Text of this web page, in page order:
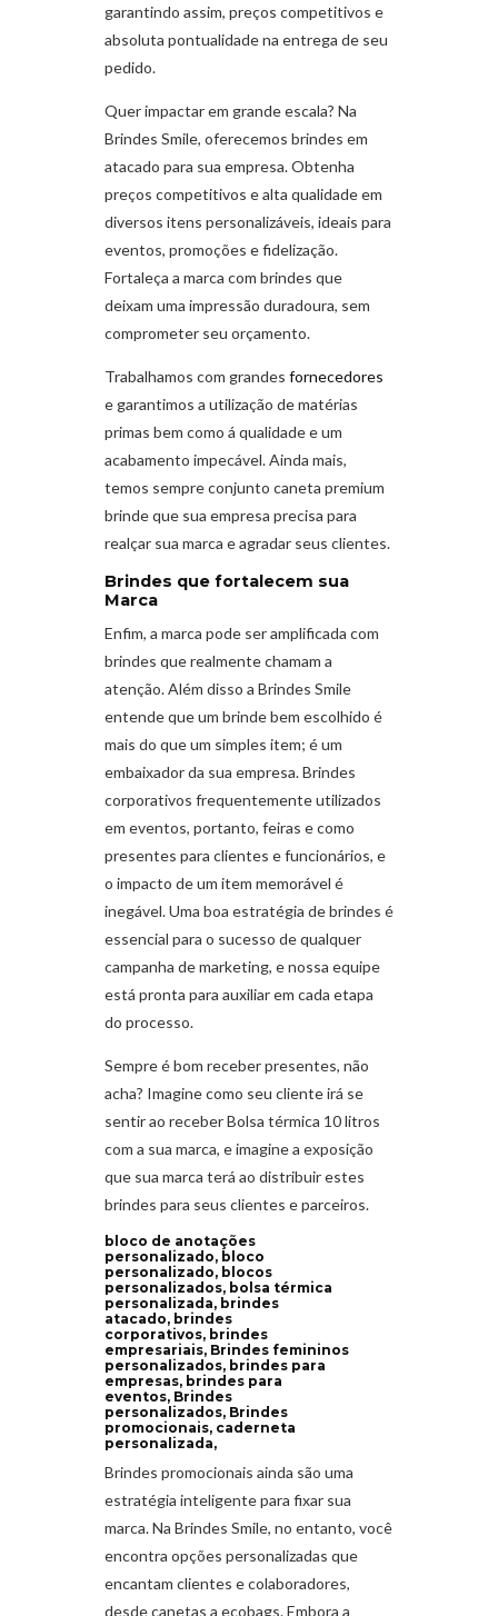
garantindo assim, preços competitivos e
absoluta pontualidade na entrega de seu
pedido.
Quer impactar em grande escala? Na
Brindes Smile, oferecemos brindes em
atacado para sua empresa. Obtenha
preços competitivos e alta qualidade em
diversos itens personalizáveis, ideais para
eventos, promoções e fidelização.
Fortaleça a marca com brindes que
deixam uma impressão duradoura, sem
comprometer seu orçamento.
Trabalhamos com grandes fornecedores
e garantimos a utilização de matérias
primas bem como á qualidade e um
acabamento impecável. Ainda mais,
temos sempre conjunto caneta premium
brinde que sua empresa precisa para
realçar sua marca e agradar seus clientes.
Brindes que fortalecem sua
Marca
Enfim, a marca pode ser amplificada com
brindes que realmente chamam a
atenção. Além disso a Brindes Smile
entende que um brinde bem escolhido é
mais do que um simples item; é um
embaixador da sua empresa. Brindes
corporativos frequentemente utilizados
em eventos, portanto, feiras e como
presentes para clientes e funcionários, e
o impacto de um item memorável é
inegável. Uma boa estratégia de brindes é
essencial para o sucesso de qualquer
campanha de marketing, e nossa equipe
está pronta para auxiliar em cada etapa
do processo.
Sempre é bom receber presentes, não
acha? Imagine como seu cliente irá se
sentir ao receberBolsa térmica 10 litros
com a sua marca, e imagine a exposição
que sua marca terá ao distribuir estes
brindes para seus clientes e parceiros.
bloco de anotações
personalizado, bloco
personalizado, blocos
personalizados, bolsa térmica
personalizada, brindes
atacado, brindes
corporativos, brindes
empresariais, Brindes femininos
personalizados, brindes para
empresas, brindes para
eventos, Brindes
personalizados, Brindes
promocionais, caderneta
personalizada,
Brindes promocionais ainda são uma
estratégia inteligente para fixar sua
marca. Na Brindes Smile, no entanto, você
encontra opções personalizadas que
encantam clientes e colaboradores,
desde canetas a ecobags. Embora a